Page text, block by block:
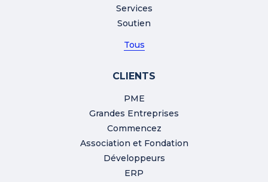
Services
Soutien
Tous
CLIENTS
PME
Grandes Entreprises
Commencez
Association et Fondation
Développeurs
ERP